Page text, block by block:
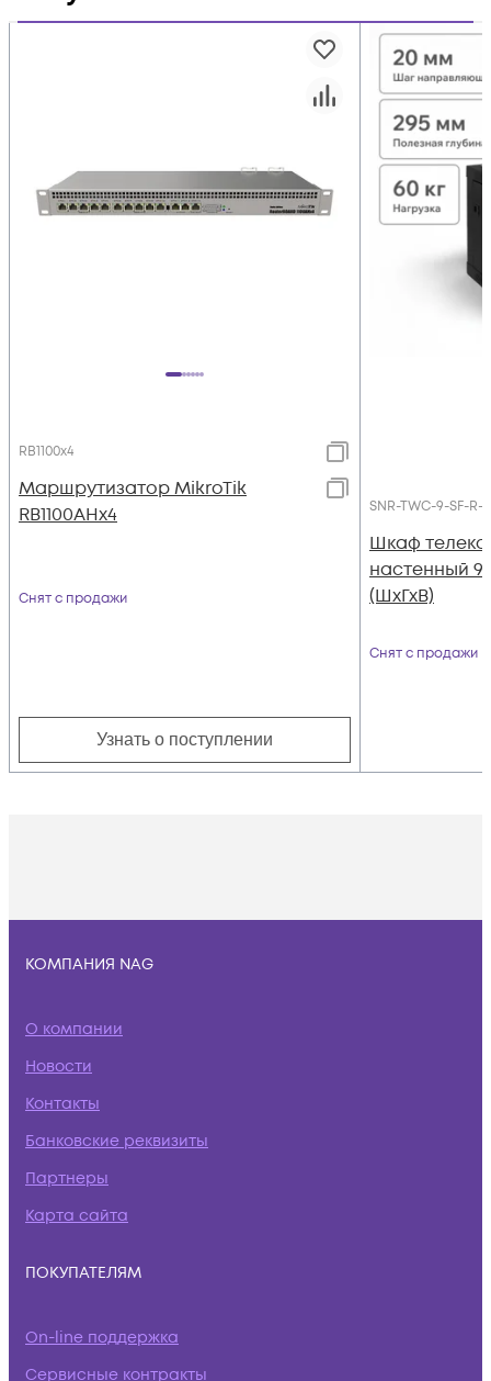
RB1100x4
Маршрутизатор MikroTik
RB1100AHx4
Снят с продажи
Узнать о поступлении
SNR-TWC-9-SF-R-B
Шкаф
настенный
(ШхГхВ)
Снят с продажи
КОМПАНИЯ NAG
О компании
Новости
Контакты
Банковские реквизиты
Партнеры
Карта сайта
ПОКУПАТЕЛЯМ
On-line поддержка
Сервисные контракты